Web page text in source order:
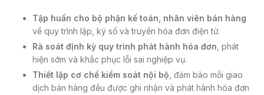
Tập huấn cho bộ phận kế toán, nhân viên bán hàng
về quy trình lập, ký số và truyền hóa đơn điện tử.
Rà soát định kỳ quy trình phát hành hóa đơn , phát
hiện sớm và khắc phục lỗi sai nghiệp vụ.
Thiết lập cơ chế kiểm soát nội bộ , đảm bảo mỗi giao
dịch bán hàng đều được ghi nhận và phát hành hóa đơn